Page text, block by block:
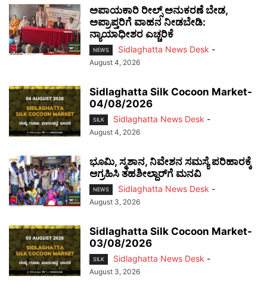
ಅಪಾಯಕಾರಿ ರೀಲ್ಸ್ ಅನುಕರಣೆ ಬೇಡ,
ಅಪ್ರಾಪ್ತರಿಗೆ ವಾಹನ ನೀಡಬೇಡಿ:
ನ್ಯಾಯಾಧೀಶರ ಎಚ್ಚರಿಕೆ
NEWS Sidlaghatta News Desk -
August 4, 2026
Sidlaghatta Silk Cocoon Market-
04/08/2026
SILK Sidlaghatta News Desk -
August 4, 2026
ಭೂಮಿ, ಸ್ಮಶಾನ, ನಿವೇಶನ ಸಮಸ್ಯೆ ಪರಿಹಾರಕ್ಕೆ
ಆಗ್ರಹಿಸಿ ತಹಶೀಲ್ದಾರ್‌ಗೆ ಮನವಿ
NEWS Sidlaghatta News Desk -
August 3, 2026
Sidlaghatta Silk Cocoon Market-
03/08/2026
SILK Sidlaghatta News Desk -
August 3, 2026